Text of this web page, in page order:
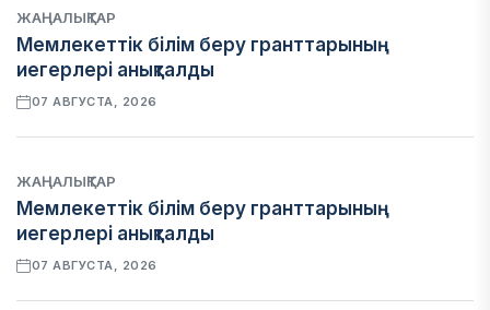
ЖАҢАЛЫҚТАР
Мемлекеттік білім беру гранттарының
иегерлері анықталды
07 АВГУСТА, 2026
ЖАҢАЛЫҚТАР
Мемлекеттік білім беру гранттарының
иегерлері анықталды
07 АВГУСТА, 2026